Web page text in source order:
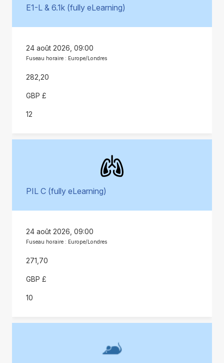
E1-L & 6.1k (fully eLearning)
24 août 2026, 09:00
Fuseau horaire : Europe/Londres
282,20
GBP £
12
PIL C (fully eLearning)
24 août 2026, 09:00
Fuseau horaire : Europe/Londres
271,70
GBP £
10